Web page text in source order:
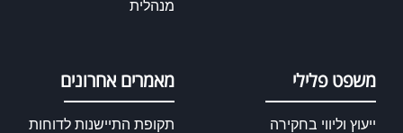
מנהלית
משפט פלילי
ייעוץ וליווי בחקירה
מאמרים אחרונים
תקופת התיישנות לדוחות